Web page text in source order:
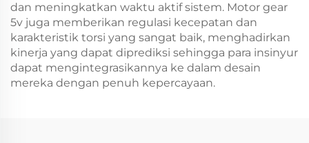
dan meningkatkan waktu aktif sistem. Motor gear
5v juga memberikan regulasi kecepatan dan
karakteristik torsi yang sangat baik, menghadirkan
kinerja yang dapat diprediksi sehingga para insinyur
dapat mengintegrasikannya ke dalam desain
mereka dengan penuh kepercayaan.